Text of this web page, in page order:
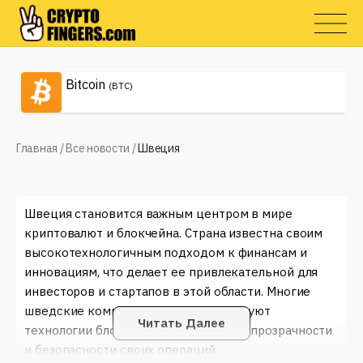
Bitcoin (BTC)
Главная /Все новости /Швеция
Швеция становится важным центром в мире
криптовалют и блокчейна. Страна известна своим
высокотехнологичным подходом к финансам и
инновациям, что делает ее привлекательной для
инвесторов и стартапов в этой области. Многие
шведские компании активно используют
технологии блокчейн для повышения прозрачности
и безопасности своих операций.
Читать Далее